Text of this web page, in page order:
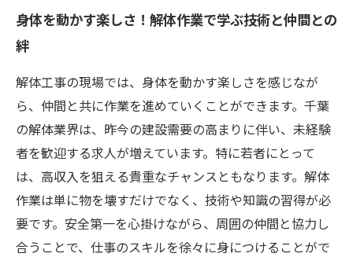
身体を動かす楽しさ！解体作業で学ぶ技術と仲間との
絆
解体工事の現場では、身体を動かす楽しさを感じなが
ら、仲間と共に作業を進めていくことができます。千葉
の解体業界は、昨今の建設需要の高まりに伴い、未経験
者を歓迎する求人が増えています。特に若者にとって
は、高収入を狙える貴重なチャンスともなります。解体
作業は単に物を壊すだけでなく、技術や知識の習得が必
要です。安全第一を心掛けながら、周囲の仲間と協力し
合うことで、仕事のスキルを徐々に身につけることがで